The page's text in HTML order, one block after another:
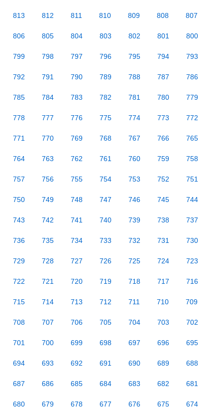
813 812 811 810 809 808 807
806 805 804 803 802 801 800
799 798 797 796 795 794 793
792 791 790 789 788 787 786
785 784 783 782 781 780 779
778 777 776 775 774 773 772
771 770 769 768 767 766 765
764 763 762 761 760 759 758
757 756 755 754 753 752 751
750 749 748 747 746 745 744
743 742 741 740 739 738 737
736 735 734 733 732 731 730
729 728 727 726 725 724 723
722 721 720 719 718 717 716
715 714 713 712 711 710 709
708 707 706 705 704 703 702
701 700 699 698 697 696 695
694 693 692 691 690 689 688
687 686 685 684 683 682 681
680 679 678 677 676 675 674